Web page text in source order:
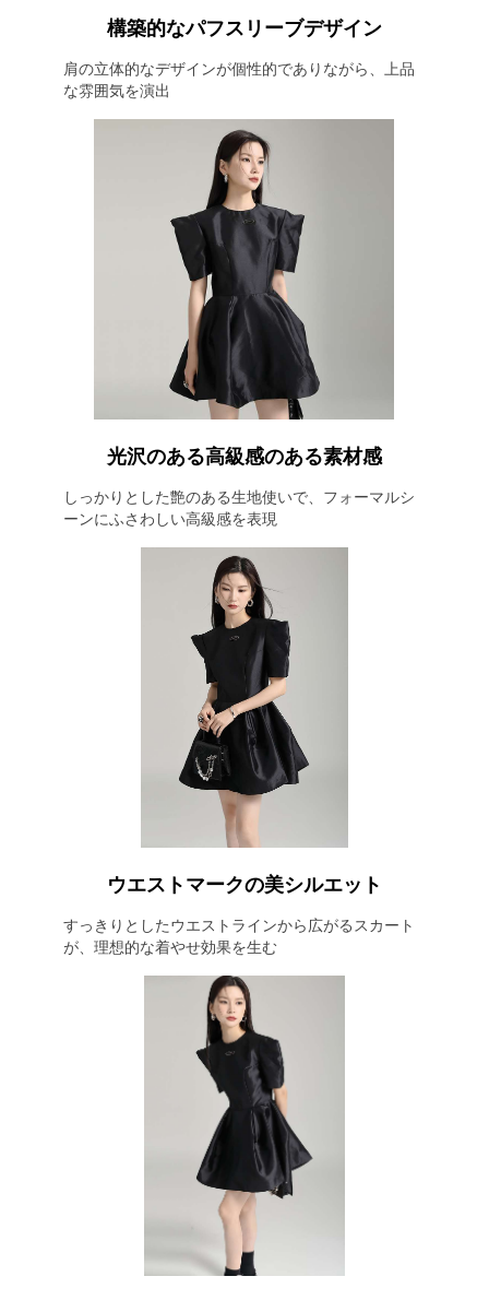
構築的なパフスリーブデザイン
肩の立体的なデザインが個性的でありながら、上品
な雰囲気を演出
光沢のある高級感のある素材感
しっかりとした艶のある生地使いで、フォーマルシ
ーンにふさわしい高級感を表現
ウエストマークの美シルエット
すっきりとしたウエストラインから広がるスカート
が、理想的な着やせ効果を生む